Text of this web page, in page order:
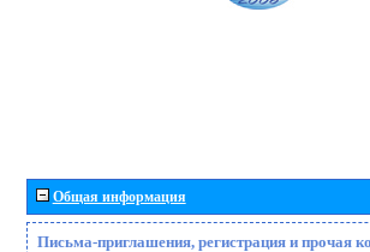
Общая информация
Письма-приглашения, регистрация и прочая